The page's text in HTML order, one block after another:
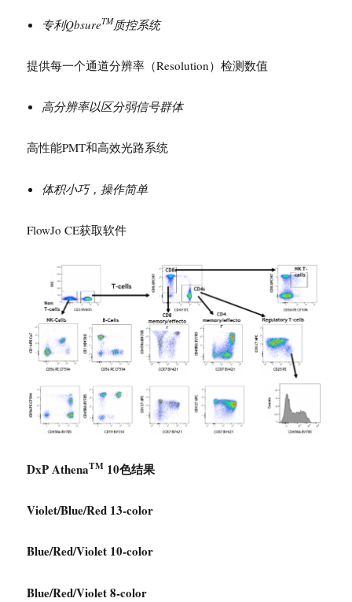
专利QbsureTM质控系统
提供每一个通道分辨率（Resolution）检测数值
高分辨率以区分弱信号群体
高性能PMT和高效光路系统
体积小巧，操作简单
FlowJo CE获取软件
DxP AthenaTM 10色结果
Violet/Blue/Red 13-color
Blue/Red/Violet 10-color
Blue/Red/Violet 8-color